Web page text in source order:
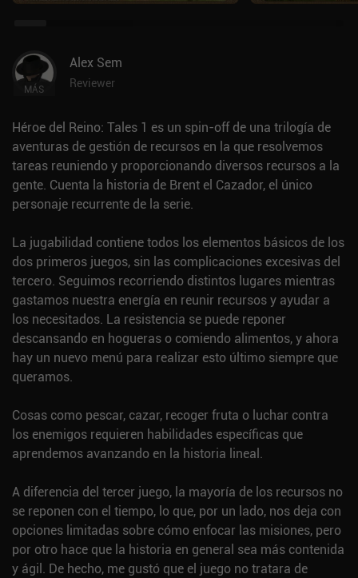
MÁS
Alex Sem
Reviewer
Héroe del Reino: Tales 1 es un spin-off de una trilogía de
aventuras de gestión de recursos en la que resolvemos
tareas reuniendo y proporcionando diversos recursos a la
gente. Cuenta la historia de Brent el Cazador, el único
personaje recurrente de la serie.
La jugabilidad contiene todos los elementos básicos de los
dos primeros juegos, sin las complicaciones excesivas del
tercero. Seguimos recorriendo distintos lugares mientras
gastamos nuestra energía en reunir recursos y ayudar a
los necesitados. La resistencia se puede reponer
descansando en hogueras o comiendo alimentos, y ahora
hay un nuevo menú para realizar esto último siempre que
queramos.
Cosas como pescar, cazar, recoger fruta o luchar contra
los enemigos requieren habilidades específicas que
aprendemos avanzando en la historia lineal.
A diferencia del tercer juego, la mayoría de los recursos no
se reponen con el tiempo, lo que, por un lado, nos deja con
opciones limitadas sobre cómo enfocar las misiones, pero
por otro hace que la historia en general sea más contenida
y ágil. De hecho, me gustó que el juego no tratara de